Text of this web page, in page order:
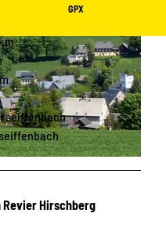
GPX
Hirschberg